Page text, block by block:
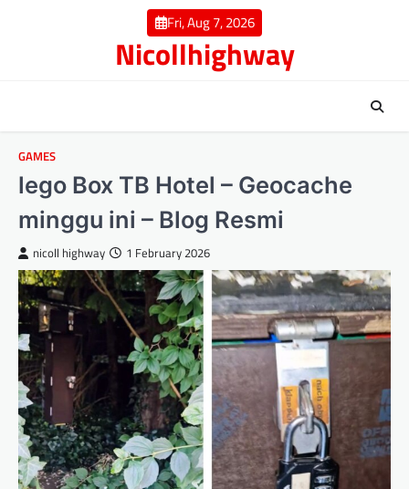
Fri, Aug 7, 2026
Nicollhighway
GAMES
lego Box TB Hotel – Geocache
minggu ini – Blog Resmi
nicoll highway 1 February 2026